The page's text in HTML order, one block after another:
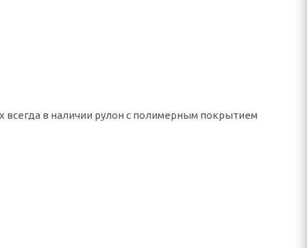
всегда в наличии рулон с полимерным покрытием